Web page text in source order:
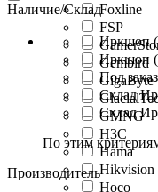
Foxline
FSP
Gembird
GigaByte
GMNG
H3C
Hama
Hikvision
Hoco
Наличие/Склад
Иркшоп
Иркшоп
Под заказ
Склад
Склад
По этим
Производитель